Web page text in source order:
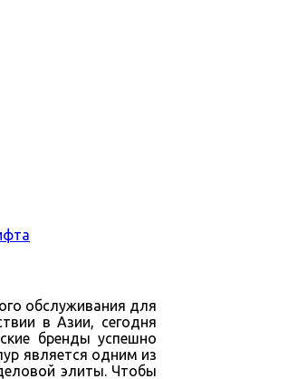
обслуживания для
в Азии, сегодня
бренды успешно
является одним из
элиты. Чтобы